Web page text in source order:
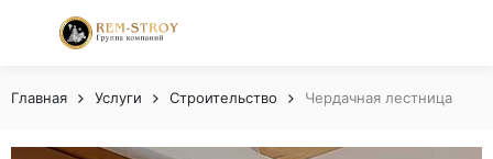
Главная Услуги Строительство Чердачная лестница